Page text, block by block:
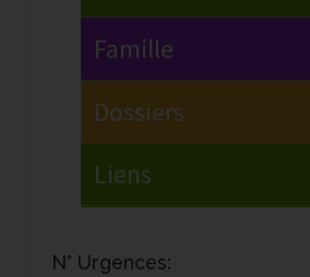
N° Urgences: